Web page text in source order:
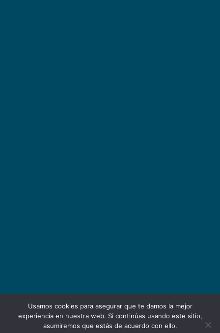
Usamos cookies para asegurar que te damos la mejor
experiencia en nuestra web. Si continúas usando este sitio,
asumiremos que estás de acuerdo con ello.